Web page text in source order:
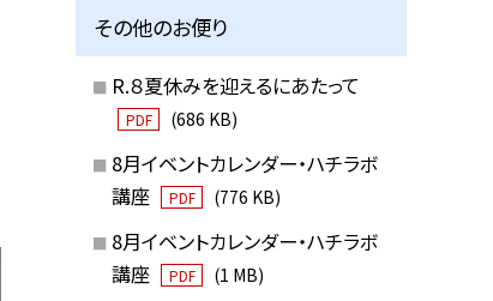
その他のお便り
R.８夏休みを迎えるにあたって
PDF (686 KB)
8月イベントカレンダー・ハチラボ
講座
PDF (776 KB)
8月イベントカレンダー・ハチラボ
講座
PDF (1 MB)